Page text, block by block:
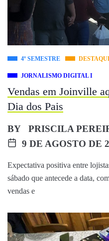
4º SEMESTRE
JORNALISMO DIGITAL I
Vendas em Joinville
Dia dos Pais
BY
PRISCILA
9 DE AGOSTO DE
Expectativa positiva entre
sábado que antecede a data,
vendas e